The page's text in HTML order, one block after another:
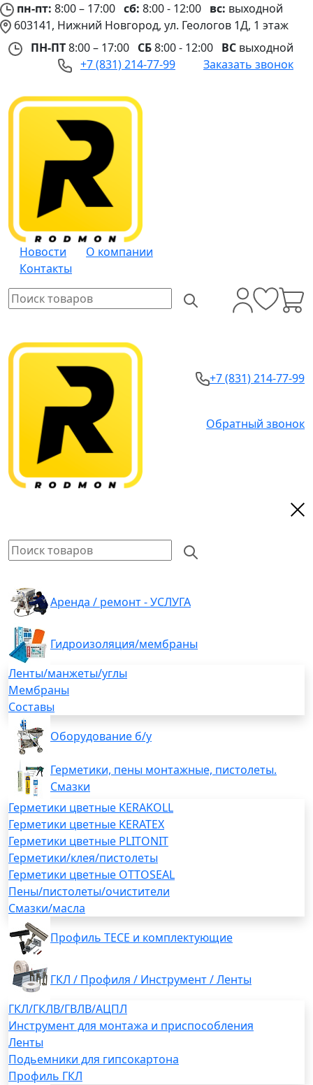
пн-пт: 8:00 – 17:00 сб: 8:00 - 12:00 вс: выходной
603141, Нижний Новгород, ул. Геологов 1Д, 1 этаж
ПН-ПТ8:00 – 17:00 СБ8:00 - 12:00 ВС выходной
+7 (831) 214-77-99
Заказать звонок
Новости
О компании
Контакты
+7 (831) 214-77-99
Обратный звонок
Аренда / ремонт - УСЛУГА
Гидроизоляция/мембраны
Ленты/манжеты/углы
Мембраны
Составы
Оборудование б/у
Герметики, пены монтажные, пистолеты.
Смазки
Герметики цветные KERAKOLL
Герметики цветные KERATEX
Герметики цветные PLITONIT
Герметики/клея/пистолеты
Герметики цветные OTTOSEAL
Пены/пистолеты/очистители
Смазки/масла
Профиль TECE и комплектующие
ГКЛ / Профиля / Инструмент / Ленты
ГКЛ/ГКЛВ/ГВЛВ/АЦПЛ
Инструмент для монтажа и приспособления
Ленты
Подьемники для гипсокартона
Профиль ГКЛ